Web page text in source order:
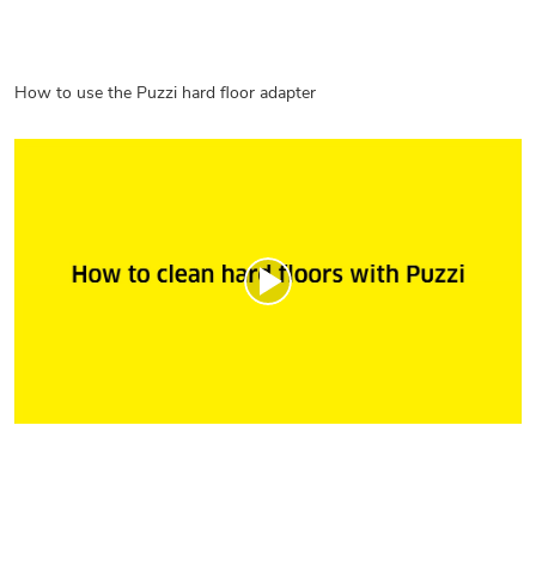
How to use the Puzzi hard floor adapter